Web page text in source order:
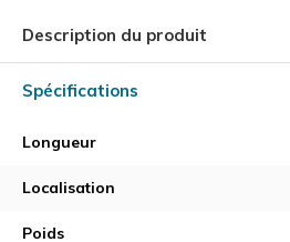
Description du produit
Spécifications
Longueur
Localisation
Poids